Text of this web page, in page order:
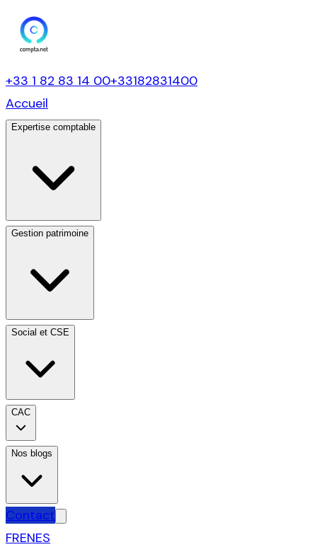
+33 1 82 83 14 00+33182831400
Accueil
Expertise comptable
Gestion patrimoine
Social et CSE
CAC
Nos blogs
Contact
FRENES